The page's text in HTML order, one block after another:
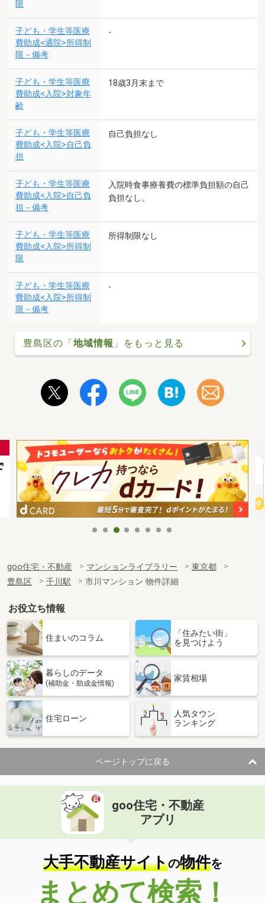
限
子ども・学生等医療
費助成<通院>所得制
限－備考
-
子ども・学生等医療
費助成<入院>対象年
齢
18歳3月末まで
子ども・学生等医療
費助成<入院>自己負
担
自己負担なし
子ども・学生等医療
費助成<入院>自己負
担－備考
入院時食事療養費の標準負担額の自己
負担なし。
子ども・学生等医療
費助成<入院>所得制
限
所得制限なし
子ども・学生等医療
費助成<入院>所得制
限－備考
-
豊島区の「地域情報 」をもっと見る
goo住宅・不動産 マンションライブラリー
東京都
豊島区
千川駅 市川マンション 物件詳細
お役立ち情報
住まいのコラム
「住みたい街」
を見つけよう
暮らしのデータ
(補助金・助成金情報)
家賃相場
住宅ローン
人気タウン
ランキング
ページトップに戻る
goo住宅・不動産
アプリ
大手不動産サイトの物件を
まとめて検索！